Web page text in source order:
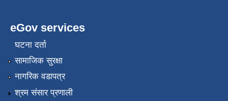
eGov services
घटना दर्ता
सामाजिक सुरक्षा
नागरिक वडापत्र
श्रम संसार प्रणाली